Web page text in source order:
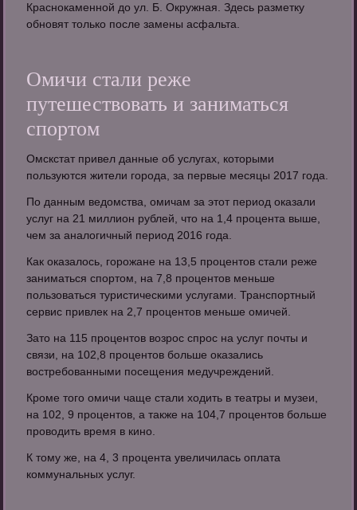
Краснокаменной до ул. Б. Окружная. Здесь разметку
обновят только после замены асфальта.
Омичи стали реже
путешествовать и заниматься
спортом
Омскстат привел данные об услугах, которыми
пользуются жители города, за первые месяцы 2017 года.
По данным ведомства, омичам за этот период оказали
услуг на 21 миллион рублей, что на 1,4 процента выше,
чем за аналогичный период 2016 года.
Как оказалось, горожане на 13,5 процентов стали реже
заниматься спортом, на 7,8 процентов меньше
пользоваться туристическими услугами. Транспортный
сервис привлек на 2,7 процентов меньше омичей.
Зато на 115 процентов возрос спрос на услуг почты и
связи, на 102,8 процентов больше оказались
востребованными посещения медучреждений.
Кроме того омичи чаще стали ходить в театры и музеи,
на 102, 9 процентов, а также на 104,7 процентов больше
проводить время в кино.
К тому же, на 4, 3 процента увеличилась оплата
коммунальных услуг.